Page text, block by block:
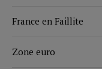
France en Faillite
Zone euro